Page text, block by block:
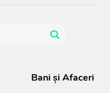
Bani și Afaceri